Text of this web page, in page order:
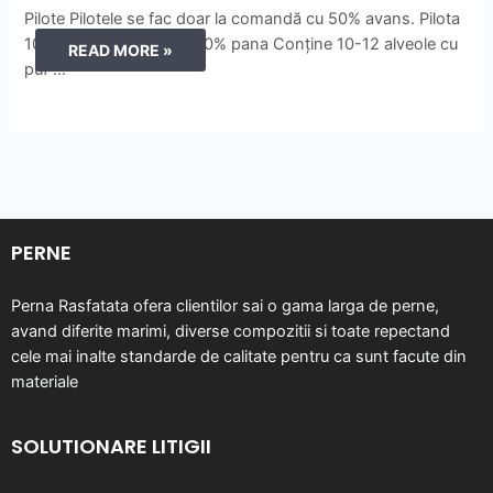
Pilote Pilotele se fac doar la comandă cu 50% avans. Pilota
10% puf rata+gasca si 90% pana Conține 10-12 alveole cu
puf …
PILOTE
READ MORE »
PERNE
Perna Rasfatata ofera clientilor sai o gama larga de perne,
avand diferite marimi, diverse compozitii si toate repectand
cele mai inalte standarde de calitate pentru ca sunt facute din
materiale
SOLUTIONARE LITIGII